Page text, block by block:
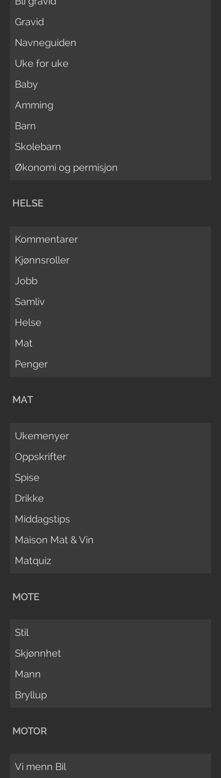
Gravid
Navneguiden
Uke for uke
Baby
Amming
Barn
Skolebarn
Økonomi og permisjon
HELSE
Kommentarer
Kjønnsroller
Jobb
Samliv
Helse
Mat
Penger
MAT
Ukemenyer
Oppskrifter
Spise
Drikke
Middagstips
Maison Mat & Vin
Matquiz
MOTE
Stil
Skjønnhet
Mann
Bryllup
MOTOR
Vi menn Bil